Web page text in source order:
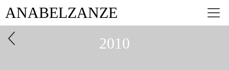
ANABELZANZE
2010